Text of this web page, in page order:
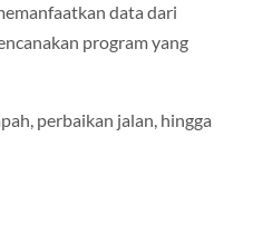
data dari
program yang
perbaikan jalan, hingga